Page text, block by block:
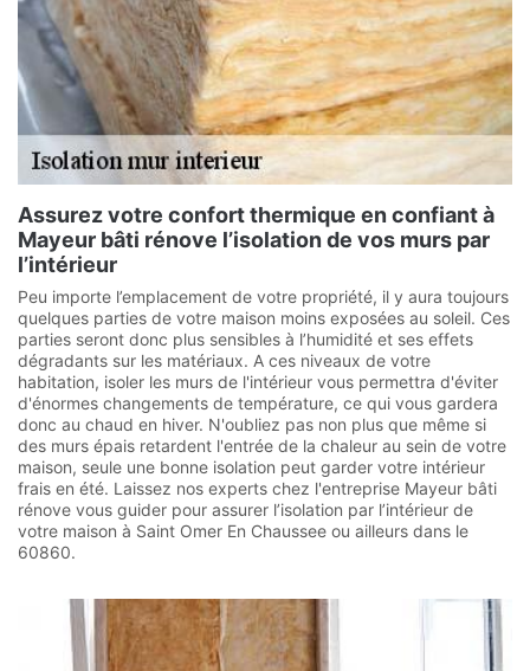
Assurez votre confort thermique en confiant à
Mayeur bâti rénove l’isolation de vos murs par
l’intérieur
Peu importe l’emplacement de votre propriété, il y aura toujours
quelques parties de votre maison moins exposées au soleil. Ces
parties seront donc plus sensibles à l’humidité et ses effets
dégradants sur les matériaux. A ces niveaux de votre
habitation, isoler les murs de l'intérieur vous permettra d'éviter
d'énormes changements de température, ce qui vous gardera
donc au chaud en hiver. N'oubliez pas non plus que même si
des murs épais retardent l'entrée de la chaleur au sein de votre
maison, seule une bonne isolation peut garder votre intérieur
frais en été. Laissez nos experts chez l'entreprise Mayeur bâti
rénove vous guider pour assurer l’isolation par l’intérieur de
votre maison à Saint Omer En Chaussee ou ailleurs dans le
60860.